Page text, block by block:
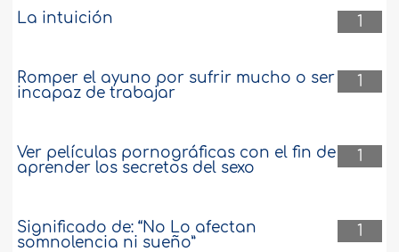
1
La intuición
1
Romper el ayuno por sufrir mucho o ser
incapaz de trabajar
1
Ver películas pornográficas con el fin de
aprender los secretos del sexo
1
Significado de: “No Lo afectan
somnolencia ni sueño”